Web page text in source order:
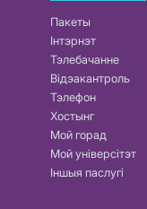
Пакеты
Інтэрнэт
Тэлебачанне
Відэакантроль
Тэлефон
Хостынг
Мой горад
Мой універсітэт
Іншыя паслугі